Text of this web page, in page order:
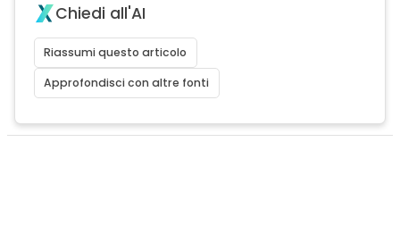
Chiedi all'AI
Riassumi questo articolo
Approfondisci con altre fonti